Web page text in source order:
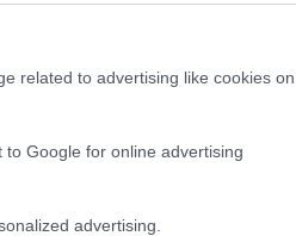
related to advertising like cookies on
Google for online advertising
advertising.